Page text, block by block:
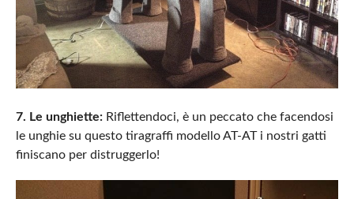
7. Le unghiette:Riflettendoci, è un peccato che facendosi
le unghie su questo tiragraffi modello AT-AT i nostri gatti
finiscano per distruggerlo!